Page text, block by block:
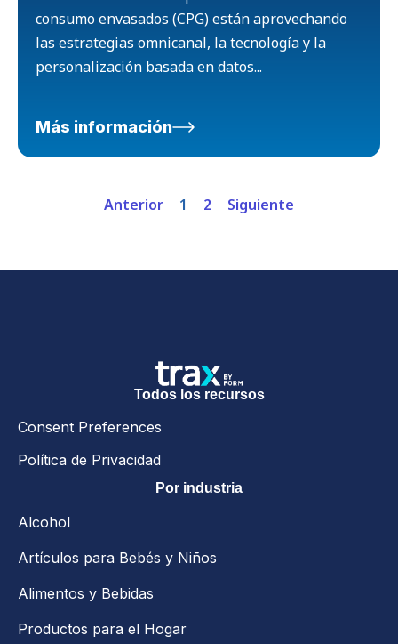
consumo envasados (CPG) están aprovechando
las estrategias omnicanal, la tecnología y la
personalización basada en datos...
Más información
Anterior 1 2 Siguiente
Todos los recursos
Consent Preferences
Política de Privacidad
Por industria
Alcohol
Artículos para Bebés y Niños
Alimentos y Bebidas
Productos para el Hogar